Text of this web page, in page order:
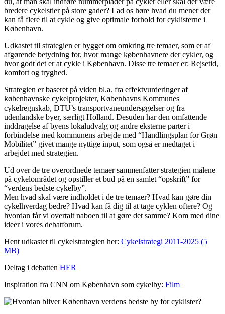
bredere cykelstier på store gader? Lad os høre hvad du mener der
kan få flere til at cykle og give optimale forhold for cyklisterne i
København.
Udkastet til strategien er bygget om omkring tre temaer, som er af
afgørende betydning for, hvor mange københavnere der cykler, og
hvor godt det er at cykle i København. Disse tre temaer er: Rejsetid,
komfort og tryghed.
Strategien er baseret på viden bl.a. fra effektvurderinger af
københavnske cykelprojekter, Københavns Kommunes
cykelregnskab, DTU’s transportvaneundersøgelser og fra
udenlandske byer, særligt Holland. Desuden har den omfattende
inddragelse af byens lokaludvalg og andre eksterne parter i
forbindelse med kommunens arbejde med “Handlingsplan for Grøn
Mobilitet” givet mange nyttige input, som også er medtaget i
arbejdet med strategien.
Ud over de tre overordnede temaer sammenfatter strategien målene
på cykelområdet og opstiller et bud på en samlet “opskrift” for
“verdens bedste cykelby”.
Men hvad skal være indholdet i de tre temaer? Hvad kan gøre din
cykelhverdag bedre? Hvad kan få dig til at tage cyklen oftere? Og
hvordan får vi overtalt naboen til at gøre det samme? Kom med dine
ideer i vores debatforum.
Hent udkastet til cykelstrategien her: Cykelstrategi 2011-2025 (5
MB)
Deltag i debatten HER
Inspiration fra CNN om København som cykelby: Film